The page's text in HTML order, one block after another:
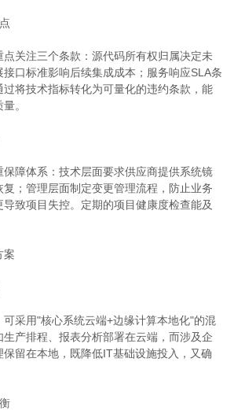
关注三个条款：源代码所有权归属决定未
口标准影响后续集成成本；服务响应SLA条
将技术指标转化为可量化的违约条款，能
。
障体系：技术层面要求供应商提供系统镜
；管理层面制定变更管理流程，防止业务
致项目失控。定期的项目健康度检查能及
案
采用"核心系统云端+边缘计算本地化"的混
产排程、报表分析部署在云端，而涉及企
留在本地，既降低IT基础设施投入，又确